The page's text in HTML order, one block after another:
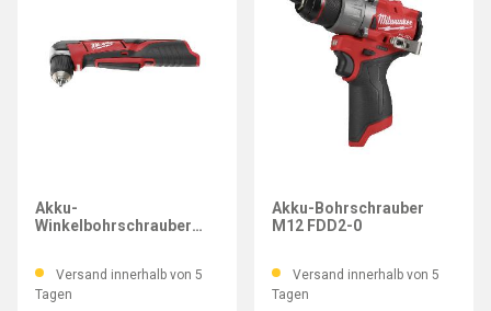
Akku-
Winkelbohrschrauber
Versand innerhalb von 5
Tagen
Akku-Bohrschrauber
M12 FDD2-0
Versand innerhalb von 5
Tagen